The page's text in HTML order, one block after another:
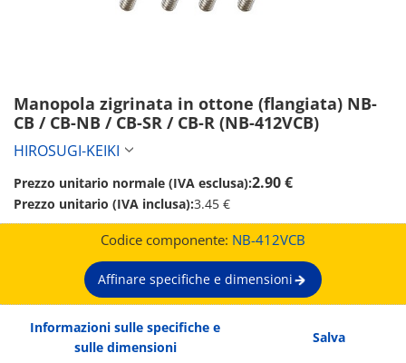
Manopola zigrinata in ottone (flangiata) NB-
CB / CB-NB / CB-SR / CB-R (NB-412VCB)
HIROSUGI-KEIKI
Prezzo unitario normale (IVA esclusa):2.90 €
Prezzo unitario (IVA inclusa):3.45 €
Codice componente: NB-412VCB
Affinare specifiche e dimensioni
Informazioni sulle specifiche e
sulle dimensioni
Salva